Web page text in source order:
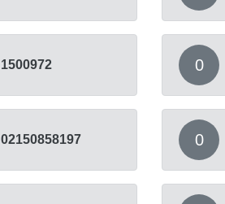
1500972 0
02150858197 0